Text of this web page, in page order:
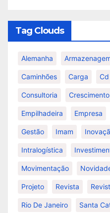
Tag Clouds
Alemanha
Caminhões Carga Cd
Consultoria Crescimento
Empilhadeira Empresa
Gestão Imam
Intralogística
Movimentação
Projeto Revista
Rio De Janeiro Santa